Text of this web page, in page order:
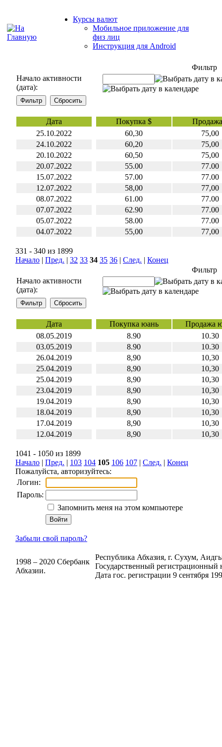
Курсы валют
Мобильное приложение для
физ лиц
Инструкция для Android
Фильтр
Начало активности
(дата):
Дата Покупка $
25.10.2022
60,30
75,00
24.10.2022
60,20
75,00
20.10.2022
60,50
75,00
20.07.2022
55.00
77.00
15.07.2022
57.00
77.00
12.07.2022
58,00
77,00
08.07.2022
61.00
77.00
07.07.2022
62.90
77.00
05.07.2022
58.00
77.00
04.07.2022
55,00 77,00
331 - 340 из 1899
Начало | Пред. | 32 33 34 35 36 | След. | Конец
Фильтр
Начало активности
(дата):
Дата Покупка юань
Продажа
08.05.2019
8.90
10.30
03.05.2019
8.90
10.30
26.04.2019
8,90
10,30
25.04.2019
8,90
10,30
25.04.2019
8,90
10,30
23.04.2019
8,90
10,30
19.04.2019
8,90
10,30
18.04.2019
8,90
10,30
17.04.2019
8,90
10,30
12.04.2019
8,90 10,30
1041 - 1050 из 1899
Начало | Пред. | 103 104 105 106 107 | След. | Конец
Пожалуйста, авторизуйтесь:
Логин:
Пароль:
Запомнить меня на этом компьютере
Забыли свой пароль?
1998 – 2020 Сбербанк
Абхазии.
Республика Абхазия, г. Сухум,
Государственный регистрационный
Дата гос. регистрации 9 сентября